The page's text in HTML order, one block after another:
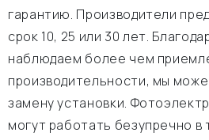
гарантию. Производители
срок 10, 25 или 30 лет.
наблюдаем более чем
производительности, мы
замену установки.
могут работать безупречно в